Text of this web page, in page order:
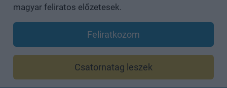
magyar feliratos előzetesek.
Feliratkozom
Csatornatag leszek